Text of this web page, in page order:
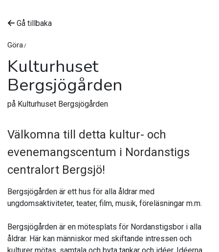
Nordanstigs kommun
Gå tillbaka
Göra
Kulturhuset
Bergsjögården
på Kulturhuset Bergsjögården
Välkomna till detta kultur- och
evenemangscentum i Nordanstigs
centralort Bergsjö!
Bergsjögården är ett hus för alla åldrar med
ungdomsaktiviteter, teater, film, musik, föreläsningar m.m.
Bergsjögården är en mötesplats för Nordanstigsbor i alla
åldrar. Här kan människor med skiftande intressen och